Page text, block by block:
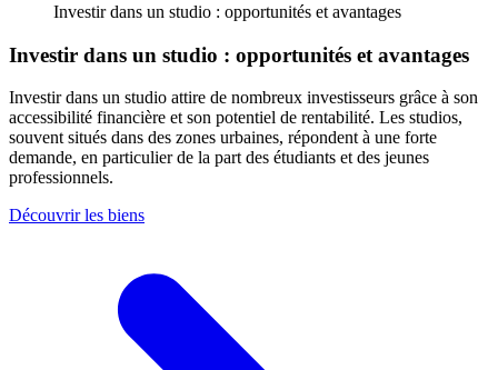
Investir dans un studio : opportunités et avantages
Investir dans un studio : opportunités et avantages
Investir dans un studio attire de nombreux investisseurs grâce à son
accessibilité financière et son potentiel de rentabilité. Les studios,
souvent situés dans des zones urbaines, répondent à une forte
demande, en particulier de la part des étudiants et des jeunes
professionnels.
Découvrir les biens